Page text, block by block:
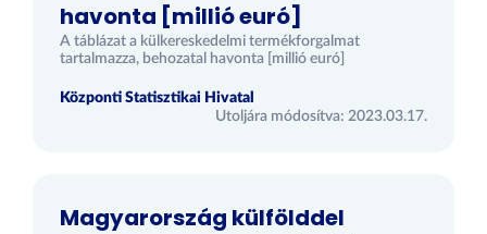
havonta [millió euró]
A táblázat a külkereskedelmi termékforgalmat
tartalmazza, behozatal havonta [millió euró]
Központi Statisztikai Hivatal
Utoljára módosítva: 2023.03.17.
Magyarország külfölddel